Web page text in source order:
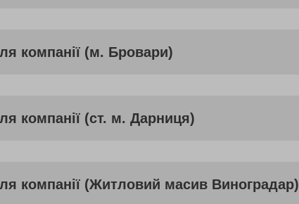
компанії (м. Бровари)
компанії (ст. м. Дарниця)
компанії (Житловий масив Виноградар)